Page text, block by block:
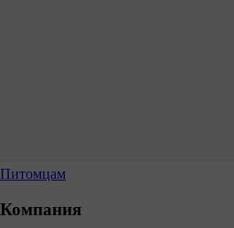
Питомцам
Компания